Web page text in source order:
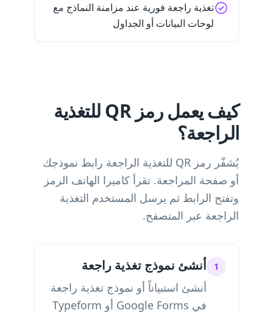
تغذية راجعة فورية عند مزامنة النماذج مع
لوحات البيانات أو الجداول
كيف يعمل رمز QR للتغذية
الراجعة؟
يُشفّر رمز QR للتغذية الراجعة رابط نموذجك
أو صفحة المراجعة. تقرأ كاميرا الهاتف الرمز
وتفتح الرابط ثم يرسل المستخدم التغذية
الراجعة عبر المتصفح.
1 أنشئ نموذج تغذية راجعة
أنشئ استبياناً أو نموذج تغذية راجعة
في Google Forms أو Typeform